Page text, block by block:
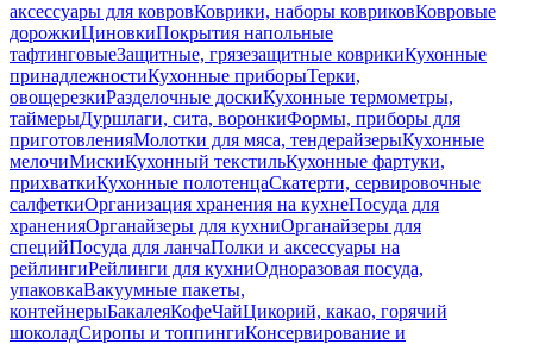
аксессуары для ковровКоврики, наборы ковриковКовровые
дорожкиЦиновкиПокрытия напольные
тафтинговыеЗащитные, грязезащитные коврикиКухонные
принадлежностиКухонные приборыТерки,
овощерезкиРазделочные доскиКухонные термометры,
таймерыДуршлаги, сита, воронкиФормы, приборы для
приготовленияМолотки для мяса, тендерайзерыКухонные
мелочиМискиКухонный текстильКухонные фартуки,
прихваткиКухонные полотенцаСкатерти, сервировочные
салфеткиОрганизация хранения на кухнеПосуда для
храненияОрганайзеры для кухниОрганайзеры для
специйПосуда для ланчаПолки и аксессуары на
рейлингиРейлинги для кухниОдноразовая посуда,
упаковкаВакуумные пакеты,
контейнерыБакалеяКофеЧайЦикорий, какао, горячий
шоколадСиропы и топпингиКонсервирование и